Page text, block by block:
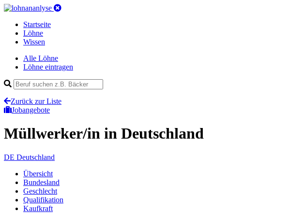
Startseite
Löhne
Wissen
Alle Löhne
Löhne eintragen
Zurück zur Liste
Jobangebote
Müllwerker/in in Deutschland
DE Deutschland
Übersicht
Bundesland
Geschlecht
Qualifikation
Kaufkraft